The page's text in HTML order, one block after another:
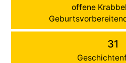
offene
31